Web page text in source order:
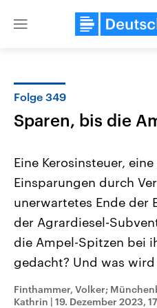
Close
Landtagswahl Sachsen-Anhalt
Alle Informationen
Sachsen-Anhalt wählt am 6.
September 2026 einen neuen
Landtag. Seit 2021 wird das
Bundesland von einer
Folge 349
Sparen, bis die
Eine Kerosinsteuer,
Einsparungen durch
unerwartetes Ende der
der Agrardiesel-
die Ampel-Spitzen bei
gedacht? Und was
Finthammer, Volker;
Kathrin | 19. Dezember 2023,